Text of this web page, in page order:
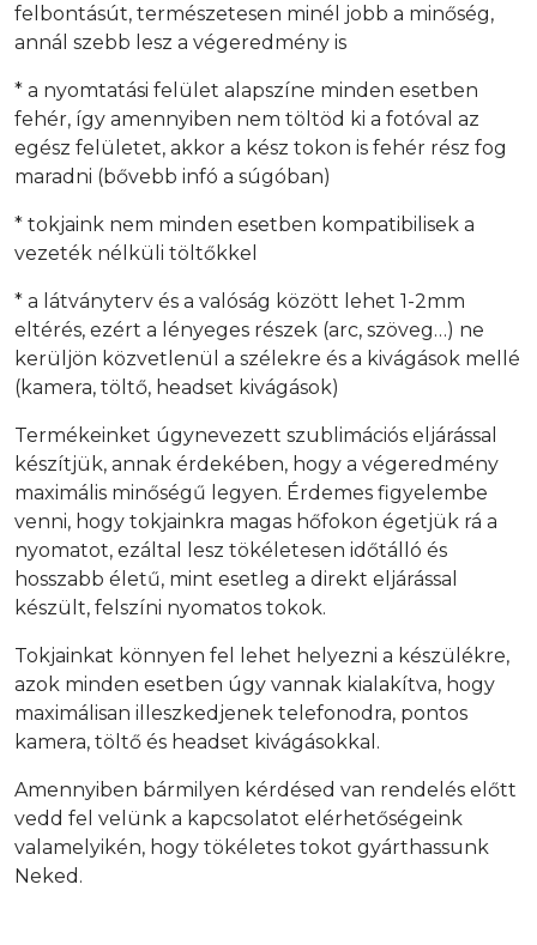
felbontásút, természetesen minél jobb a minőség,
annál szebb lesz a végeredmény is
* a nyomtatási felület alapszíne minden esetben
fehér, így amennyiben nem töltöd ki a fotóval az
egész felületet, akkor a kész tokon is fehér rész fog
maradni (bővebb infó a súgóban)
* tokjaink nem minden esetben kompatibilisek a
vezeték nélküli töltőkkel
* a látványterv és a valóság között lehet 1-2mm
eltérés, ezért a lényeges részek (arc, szöveg…) ne
kerüljön közvetlenül a szélekre és a kivágások mellé
(kamera, töltő, headset kivágások)
Termékeinket úgynevezett szublimációs eljárással
készítjük, annak érdekében, hogy a végeredmény
maximális minőségű legyen. Érdemes figyelembe
venni, hogy tokjainkra magas hőfokon égetjük rá a
nyomatot, ezáltal lesz tökéletesen időtálló és
hosszabb életű, mint esetleg a direkt eljárással
készült, felszíni nyomatos tokok.
Tokjainkat könnyen fel lehet helyezni a készülékre,
azok minden esetben úgy vannak kialakítva, hogy
maximálisan illeszkedjenek telefonodra, pontos
kamera, töltő és headset kivágásokkal.
Amennyiben bármilyen kérdésed van rendelés előtt
vedd fel velünk a kapcsolatot elérhetőségeink
valamelyikén, hogy tökéletes tokot gyárthassunk
Neked.